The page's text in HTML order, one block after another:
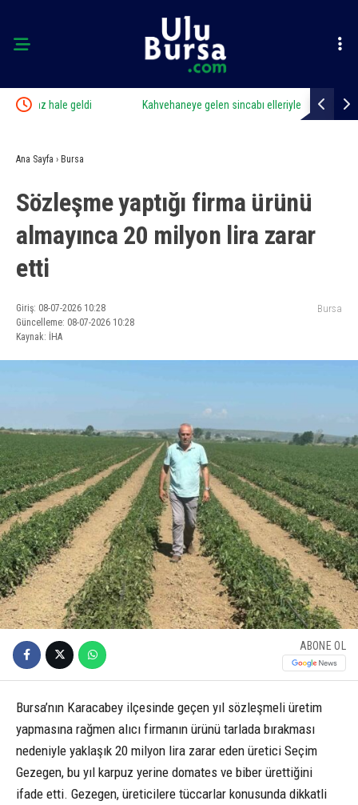
Kahvehaneye gelen sincabı elleriyle besledi
Ana Sayfa › Bursa
Sözleşme yaptığı firma ürünü
almayınca 20 milyon lira zarar
etti
Giriş: 08-07-2026 10:28
Güncelleme: 08-07-2026 10:28
Kaynak: İHA
Bursa
ABONE OL
Bursa’nın Karacabey ilçesinde geçen yıl sözleşmeli üretim
yapmasına rağmen alıcı firmanın ürünü tarlada bırakması
nedeniyle yaklaşık 20 milyon lira zarar eden üretici Seçim
Gezegen, bu yıl karpuz yerine domates ve biber ürettiğini
ifade etti. Gezegen, üreticilere tüccarlar konusunda dikkatli